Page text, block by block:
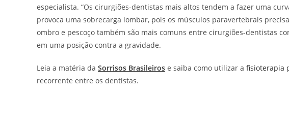
especialista. “Os cirurgiões-dentistas mais altos tendem a fazer uma
provoca uma sobrecarga lombar, pois os músculos paravertebrais
ombro e pescoço também são mais comuns entre cirurgiões-dentistas
em uma posição contra a gravidade.
Leia a matéria da Sorrisos Brasileiros e saiba como utilizar a fisioterapia
recorrente entre os dentistas.